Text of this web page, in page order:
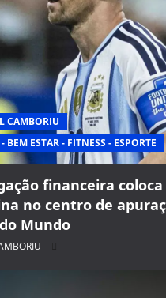
CAMBORIU
BEM ESTAR - FITNESS - ESPORTE
financeira coloca
no centro de
Mundo